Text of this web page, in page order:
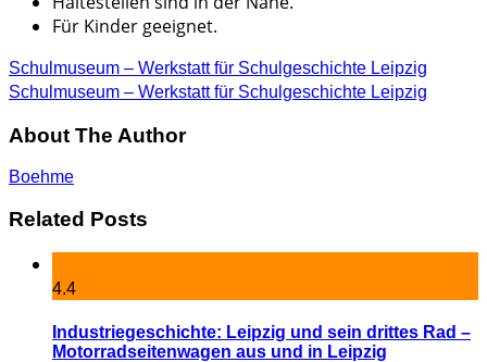
Für Kinder geeignet.
Schulmuseum – Werkstatt für Schulgeschichte Leipzig
Schulmuseum – Werkstatt für Schulgeschichte Leipzig
About The Author
Boehme
Related Posts
4.4
Industriegeschichte: Leipzig und sein drittes Rad –
Motorradseitenwagen aus und in Leipzig